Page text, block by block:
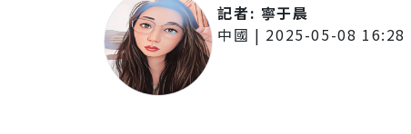
記者: 寧于晨
中國 | 2025-05-08 16:28